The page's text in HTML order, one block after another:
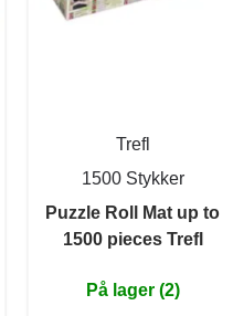
Trefl
1500 Stykker
Puzzle Roll Mat up to
1500 pieces Trefl
På lager (2)